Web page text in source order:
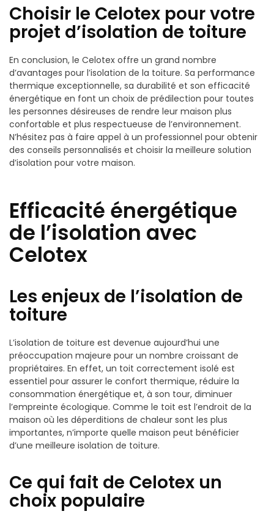
Choisir le Celotex pour votre
projet d’isolation de toiture
En conclusion, le Celotex offre un grand nombre
d’avantages pour l’isolation de la toiture. Sa performance
thermique exceptionnelle, sa durabilité et son efficacité
énergétique en font un choix de prédilection pour toutes
les personnes désireuses de rendre leur maison plus
confortable et plus respectueuse de l’environnement.
N’hésitez pas à faire appel à un professionnel pour obtenir
des conseils personnalisés et choisir la meilleure solution
d’isolation pour votre maison.
Efficacité énergétique
de l’isolation avec
Celotex
Les enjeux de l’isolation de
toiture
L’isolation de toiture est devenue aujourd’hui une
préoccupation majeure pour un nombre croissant de
propriétaires. En effet, un toit correctement isolé est
essentiel pour assurer le confort thermique, réduire la
consommation énergétique et, à son tour, diminuer
l’empreinte écologique. Comme le toit est l’endroit de la
maison où les déperditions de chaleur sont les plus
importantes, n’importe quelle maison peut bénéficier
d’une meilleure isolation de toiture.
Ce qui fait de Celotex un
choix populaire